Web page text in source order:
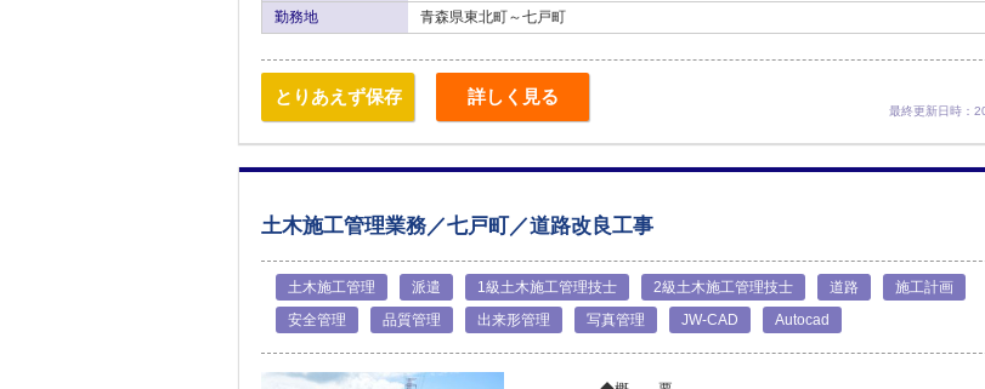
勤務地
青森県東北町～七戸町
とりあえず保存 詳しく見る
最終更新日時：
土木施工管理業務／七戸町／道路改良工事
土木施工管理 派遣 1級土木施工管理技士 2級土木施工管理技士 道路
施工計画
安全管理
品質管理 出来形管理 写真管理 JW-CAD Autocad